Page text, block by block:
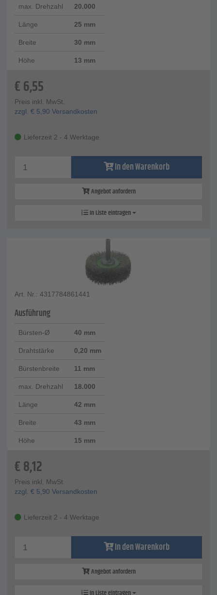
max. Drehzahl 20.000
Länge 25 mm
Breite 30 mm
Höhe 13 mm
€6,55
Preis inkl. MwSt.
zzgl. € 5,90 Versandkosten
Lieferzeit 2 - 4 Werktage
In den Warenkorb
Angebot anfordern
In Liste eintragen
Art. Nr.: 4317784861441
Ausführung
Bürsten-Ø 40 mm
Drahtstärke 0,20 mm
Bürstenbreite 11 mm
max. Drehzahl 18.000
Länge 42 mm
Breite 43 mm
Höhe 15 mm
€8,12
Preis inkl. MwSt.
zzgl. € 5,90 Versandkosten
Lieferzeit 2 - 4 Werktage
In den Warenkorb
Angebot anfordern